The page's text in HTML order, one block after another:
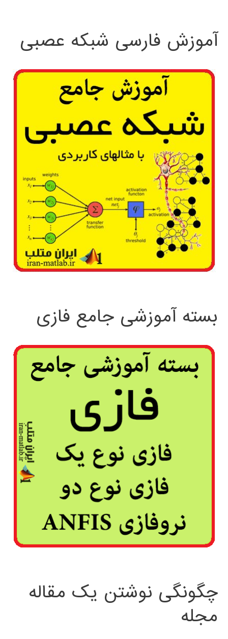
آموزش فارسی شبکه عصبی
بسته آموزشی جامع فازی
چگونگی نوشتن یک مقاله
مجله